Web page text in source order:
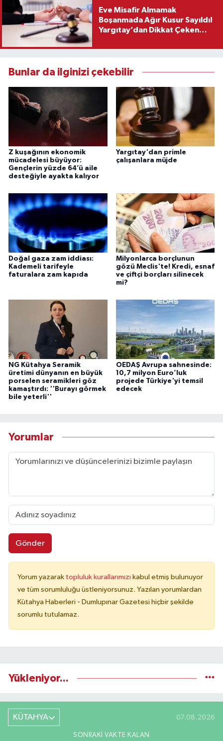
Eve Misafir Almamak
Boşanmada Ağır Kusur Sayıldı!
Yargıtay’dan Dikkat Çeken
Bunlar da ilginizi çekebilir
Z kuşağının ekonomik
mücadelesi büyüyor:
Gençlerin yüzde 64’ü aile
desteğiyle ayakta kalıyor
Yargıtay'dan primle
çalışanlara müjde
Doğal gaza zam iddiası:
Kademeli tarifeyle
faturalara zam kapıda
Milyonlarca borçlunun
gözü Meclis'te! Kredi, esnaf
ve çiftçi borçları silinecek
mi?
NG Kütahya Seramik
üretimi dünyanın en büyük
porselen seramikleri göz
kamaştırdı: ''Burayı görmek
bile yeterli''
OEDAŞ Avrupa sahnesinde:
10,7 milyon Euro’luk
projede Türkiye'yi temsil
edecek
Yorumlar
Gönder
Yorum yazarak topluluk kurallarımızı kabul etmiş bulunuyor
ve tüm sorumluluğu üstleniyorsunuz. Yazılan yorumlardan
Kütahya Haberleri - Dumlupınar Gazetesi hiçbir şekilde
sorumlu tutulamaz.
Yükleniyor...
KÜTAHYA 07.08.2026
SONRAKI VAKTE KALAN